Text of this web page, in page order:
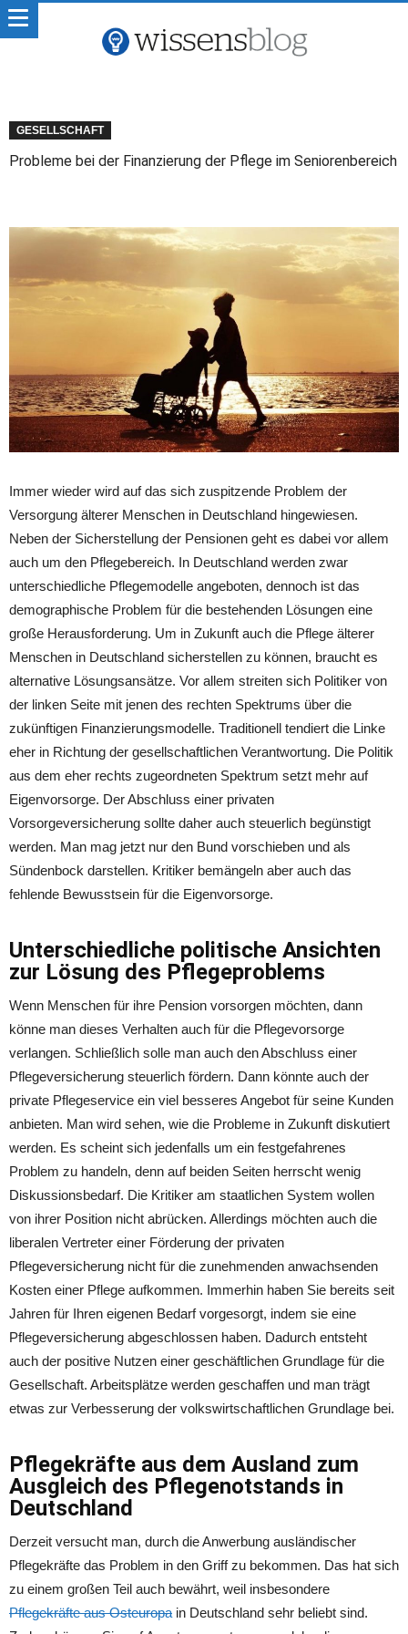
GESELLSCHAFT
Probleme bei der Finanzierung der Pflege im Seniorenbereich
Immer wieder wird auf das sich zuspitzende Problem der
Versorgung älterer Menschen in Deutschland hingewiesen.
Neben der Sicherstellung der Pensionen geht es dabei vor allem
auch um den Pflegebereich. In Deutschland werden zwar
unterschiedliche Pflegemodelle angeboten, dennoch ist das
demographische Problem für die bestehenden Lösungen eine
große Herausforderung. Um in Zukunft auch die Pflege älterer
Menschen in Deutschland sicherstellen zu können, braucht es
alternative Lösungsansätze. Vor allem streiten sich Politiker von
der linken Seite mit jenen des rechten Spektrums über die
zukünftigen Finanzierungsmodelle. Traditionell tendiert die Linke
eher in Richtung der gesellschaftlichen Verantwortung. Die Politik
aus dem eher rechts zugeordneten Spektrum setzt mehr auf
Eigenvorsorge. Der Abschluss einer privaten
Vorsorgeversicherung sollte daher auch steuerlich begünstigt
werden. Man mag jetzt nur den Bund vorschieben und als
Sündenbock darstellen. Kritiker bemängeln aber auch das
fehlende Bewusstsein für die Eigenvorsorge.
Unterschiedliche politische Ansichten
zur Lösung des Pflegeproblems
Wenn Menschen für ihre Pension vorsorgen möchten, dann
könne man dieses Verhalten auch für die Pflegevorsorge
verlangen. Schließlich solle man auch den Abschluss einer
Pflegeversicherung steuerlich fördern. Dann könnte auch der
private Pflegeservice ein viel besseres Angebot für seine Kunden
anbieten. Man wird sehen, wie die Probleme in Zukunft diskutiert
werden. Es scheint sich jedenfalls um ein festgefahrenes
Problem zu handeln, denn auf beiden Seiten herrscht wenig
Diskussionsbedarf. Die Kritiker am staatlichen System wollen
von ihrer Position nicht abrücken. Allerdings möchten auch die
liberalen Vertreter einer Förderung der privaten
Pflegeversicherung nicht für die zunehmenden anwachsenden
Kosten einer Pflege aufkommen. Immerhin haben Sie bereits seit
Jahren für Ihren eigenen Bedarf vorgesorgt, indem sie eine
Pflegeversicherung abgeschlossen haben. Dadurch entsteht
auch der positive Nutzen einer geschäftlichen Grundlage für die
Gesellschaft. Arbeitsplätze werden geschaffen und man trägt
etwas zur Verbesserung der volkswirtschaftlichen Grundlage bei.
Pflegekräfte aus dem Ausland zum
Ausgleich des Pflegenotstands in
Deutschland
Derzeit versucht man, durch die Anwerbung ausländischer
Pflegekräfte das Problem in den Griff zu bekommen. Das hat sich
zu einem großen Teil auch bewährt, weil insbesondere
Pflegekräfte aus Osteuropa in Deutschland sehr beliebt sind.